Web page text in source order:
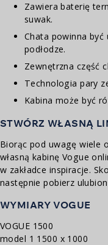
Zawiera baterię
suwak.
Chata powinna
podłodze.
Zewnętrzna część
Technologia pary
Kabina może być
STWÓRZ WŁASNĄ
Biorąc pod uwagę wiele
własną kabinę Vogue
w zakładce inspiracje.
następnie pobierz
WYMIARY VOGUE
VOGUE 1500
model 1 1500 x 1000